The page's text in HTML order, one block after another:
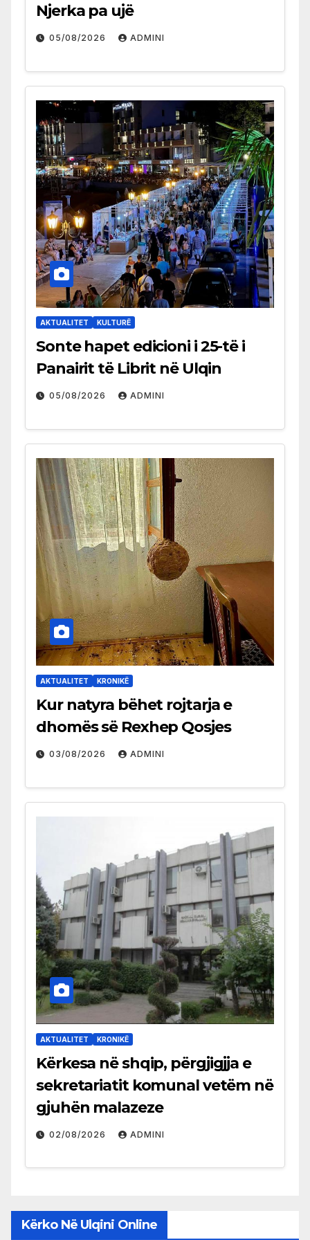
Njerka pa ujë
05/08/2026 ADMINI
AKTUALITET KULTURË
Sonte hapet edicioni i 25-të i
Panairit të Librit në Ulqin
05/08/2026 ADMINI
AKTUALITET KRONIKË
Kur natyra bëhet rojtarja e
dhomës së Rexhep Qosjes
03/08/2026 ADMINI
AKTUALITET KRONIKË
Kërkesa në shqip, përgjigjja e
sekretariatit komunal vetëm në
gjuhën malazeze
02/08/2026 ADMINI
Kërko Në Ulqini Online